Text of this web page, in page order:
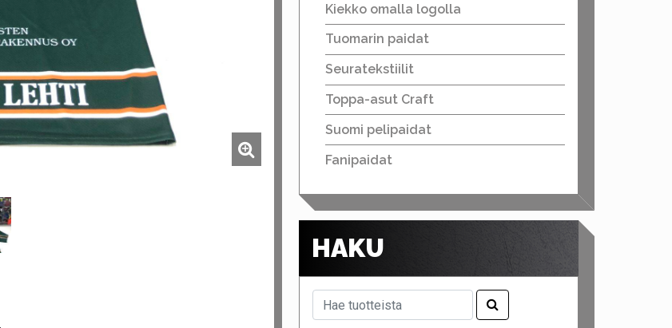
Kiekko omalla logolla
Tuomarin paidat
Seuratekstiilit
Toppa-asut Craft
Suomi pelipaidat
Fanipaidat
HAKU